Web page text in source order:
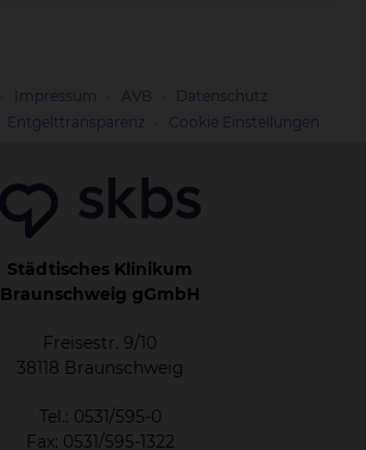
Impressum AVB
Datenschutz
Entgelttransparenz Cookie Einstellungen
Städtisches Klinikum
Braunschweig gGmbH
Freisestr. 9/10
38118 Braunschweig
Tel.: 0531/595-0
Fax: 0531/595-1322